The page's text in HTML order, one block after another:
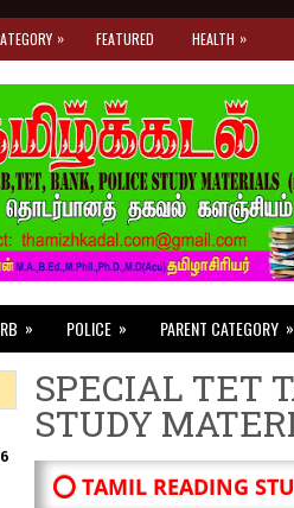
» FEATURED HEALTH »
» POLICE » PARENT CATEGORY »
SPECIAL TET
STUDY
⭕ TAMIL READING